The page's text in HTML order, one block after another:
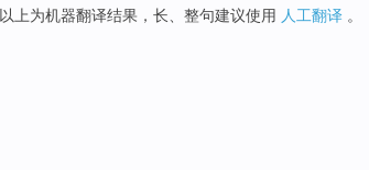
以上为机器翻译结果，长、整句建议使用 人工翻译 。